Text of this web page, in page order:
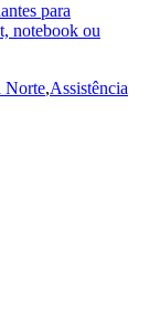
para
notebook ou
Norte,Assistência